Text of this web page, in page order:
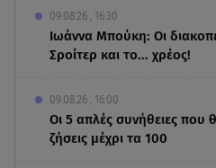
09.08.26 , 16:30
Ιωάννα Μπούκη: Οι
Σροίτερ και το... χρέος!
09.08.26 , 16:00
Οι 5 απλές συνήθειες
ζήσεις μέχρι τα 100